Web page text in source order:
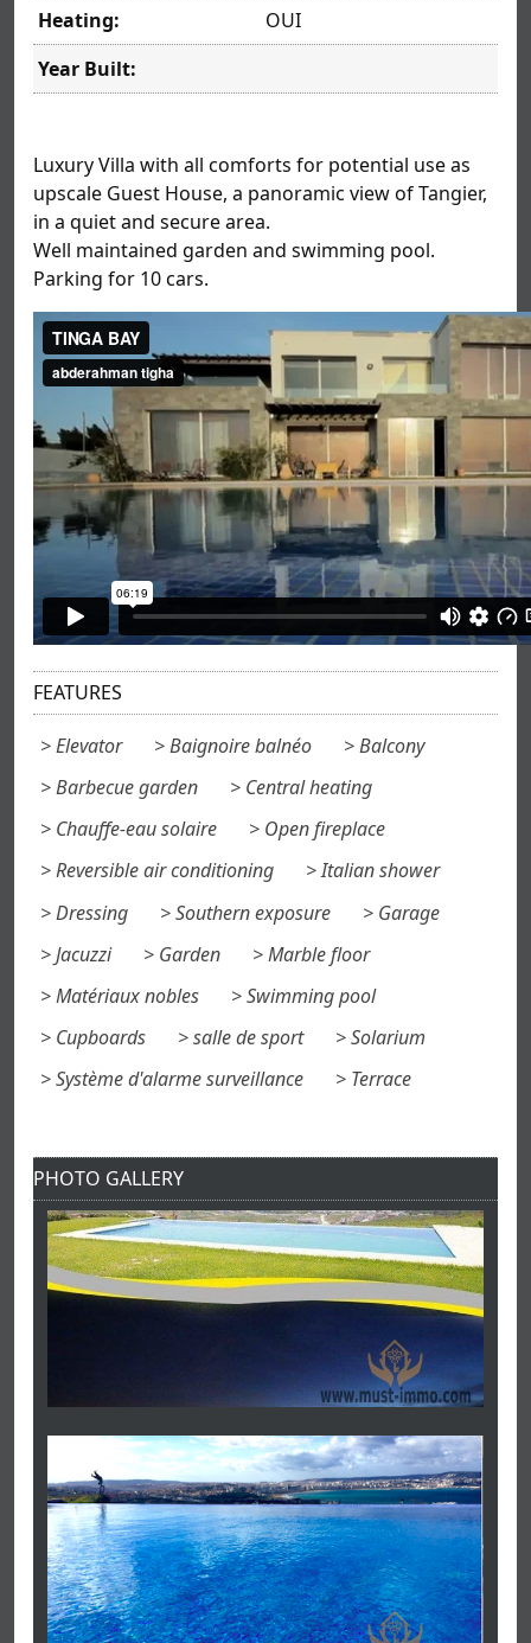
Heating:
OUI
Year Built:
Luxury Villa with all comforts for potential use as
upscale Guest House, a panoramic view of Tangier,
in a quiet and secure area.
Well maintained garden and swimming pool.
Parking for 10 cars.
FEATURES
Elevator Baignoire balnéo
Balcony
Barbecue garden
Central heating
Chauffe-eau solaire
Open fireplace
Reversible air conditioning
Italian shower
Dressing
Southern exposure
Garage
Jacuzzi
Garden
Marble floor
Matériaux nobles
Swimming pool
Cupboards
salle de sport
Solarium
Système d'alarme surveillance
Terrace
PHOTO GALLERY